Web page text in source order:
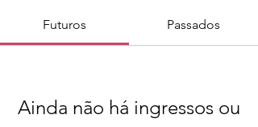
Futuros Passados
Ainda não há ingressos ou